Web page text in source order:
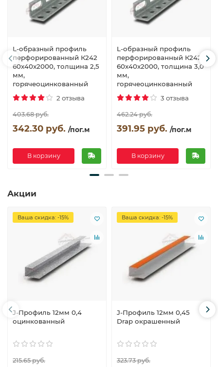
L-образный профиль
перфорированный К242
60x40x2000, толщина 2,5
мм,
горячеоцинкованный
2 отзыва
403.68 руб.
342.30 руб. /пог.м
В корзину
L-образный профиль
перфорированный К242
60x40x2000, толщина 3,0
мм,
горячеоцинкованный
3 отзыва
462.24 руб.
391.95 руб. /пог.м
В корзину
Акции
Ваша скидка: -15%
J-Профиль 12мм 0,4
оцинкованный
215.65 руб.
Ваша скидка: -15%
J-Профиль 12мм 0,45
Drap окрашенный
323.73 руб.